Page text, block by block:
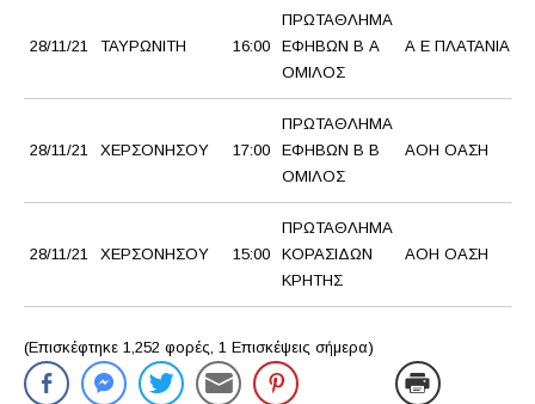
28/11/21 ΤΑΥΡΩΝΙΤΗ 16:00
ΠΡΩΤΑΘΛΗΜΑ
ΕΦΗΒΩΝ Β Α
ΟΜΙΛΟΣ
Α Ε ΠΛΑΤΑΝΙΑΣ
28/11/21 ΧΕΡΣΟΝΗΣΟΥ 17:00
ΠΡΩΤΑΘΛΗΜΑ
ΕΦΗΒΩΝ Β Β
ΟΜΙΛΟΣ
ΑΟΗ ΟΑΣΗ
28/11/21 ΧΕΡΣΟΝΗΣΟΥ 15:00
ΠΡΩΤΑΘΛΗΜΑ
ΚΟΡΑΣΙΔΩΝ
ΚΡΗΤΗΣ
ΑΟΗ ΟΑΣΗ
(Επισκέφτηκε 1,252 φορές, 1 Επισκέψεις σήμερα)